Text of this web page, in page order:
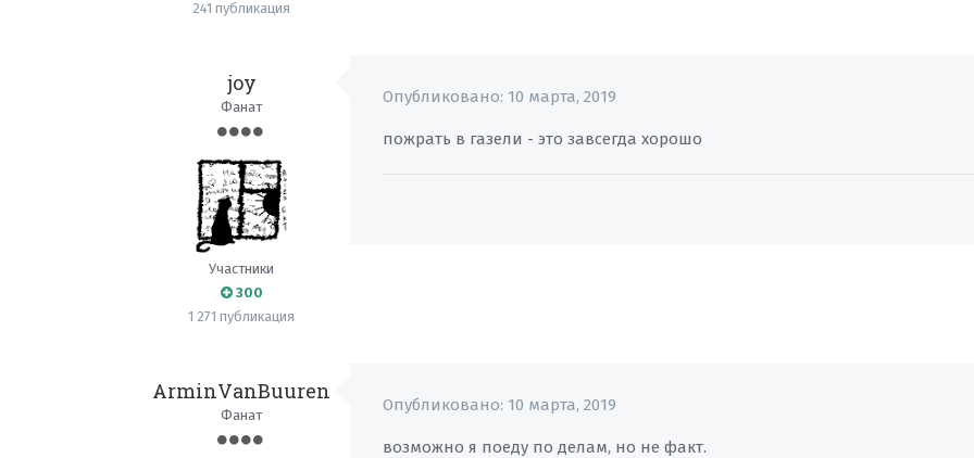
241 публикация
joy
Фанат
Участники
300
1 271 публикация
Опубликовано: 10 марта, 2019
пожрать в газели - это завсегда хорошо
ArminVanBuuren
Фанат
Опубликовано: 10 марта, 2019
возможно я поеду по делам, но не факт.